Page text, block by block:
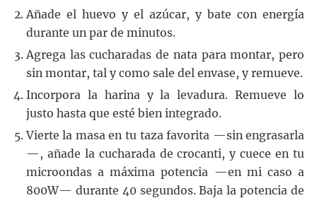
Añade el huevo y el azúcar, y bate con energía
durante un par de minutos.
Agrega las cucharadas de nata para montar, pero
sin montar, tal y como sale del envase, y remueve.
Incorpora la harina y la levadura. Remueve lo
justo hasta que esté bien integrado.
Vierte la masa en tu taza favorita —sin engrasarla
—, añade la cucharada de crocanti, y cuece en tu
microondas a máxima potencia —en mi caso a
800W— durante 40 segundos. Baja la potencia de